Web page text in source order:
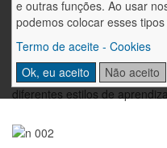
e outras funções. Ao usar
podemos colocar esses
Termo de aceite - Cookies
Ok, eu aceito
Não aceito
incentiva a participação
em equipe. A tecnologia
integração de recursos
como vídeos
simuladores, enriquecendo
diferentes estilos de